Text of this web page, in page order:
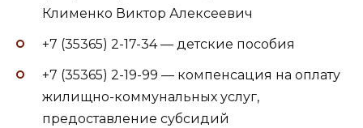
Клименко Виктор Алексеевич
+7 (35365) 2-17-34 — детские пособия
+7 (35365) 2-19-99 — компенсация на оплату
жилищно-коммунальных услуг,
предоставление субсидий